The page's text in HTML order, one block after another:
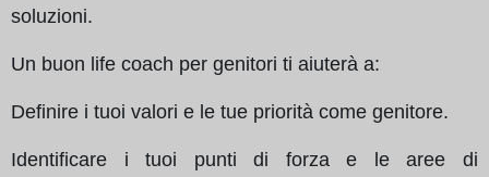
soluzioni.
Un buon life coach per genitori ti aiuterà a:
Definire i tuoi valori e le tue priorità come genitore.
Identificare i tuoi punti di forza e le aree di